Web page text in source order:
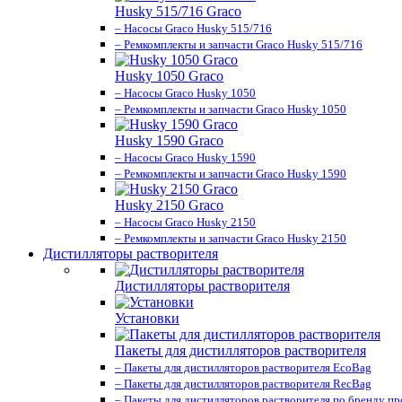
Husky 515/716 Graco
– Насосы Graco Husky 515/716
– Ремкомплекты и запчасти Graco Husky 515/716
Husky 1050 Graco
– Насосы Graco Husky 1050
– Ремкомплекты и запчасти Graco Husky 1050
Husky 1590 Graco
– Насосы Graco Husky 1590
– Ремкомплекты и запчасти Graco Husky 1590
Husky 2150 Graco
– Насосы Graco Husky 2150
– Ремкомплекты и запчасти Graco Husky 2150
Дистилляторы растворителя
Дистилляторы растворителя
Установки
Пакеты для дистилляторов растворителя
– Пакеты для дистилляторов растворителя EcoBag
– Пакеты для дистилляторов растворителя RecBag